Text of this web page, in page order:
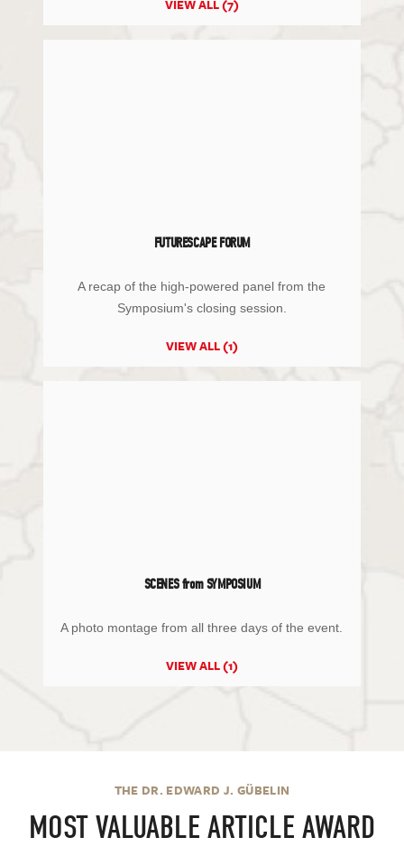
VIEW ALL (7)
FUTURESCAPE FORUM
A recap of the high-powered panel from the
Symposium's closing session.
VIEW ALL (1)
SCENES from SYMPOSIUM
A photo montage from all three days of the event.
VIEW ALL (1)
THE DR. EDWARD J. GÜBELIN
MOST VALUABLE ARTICLE AWARD